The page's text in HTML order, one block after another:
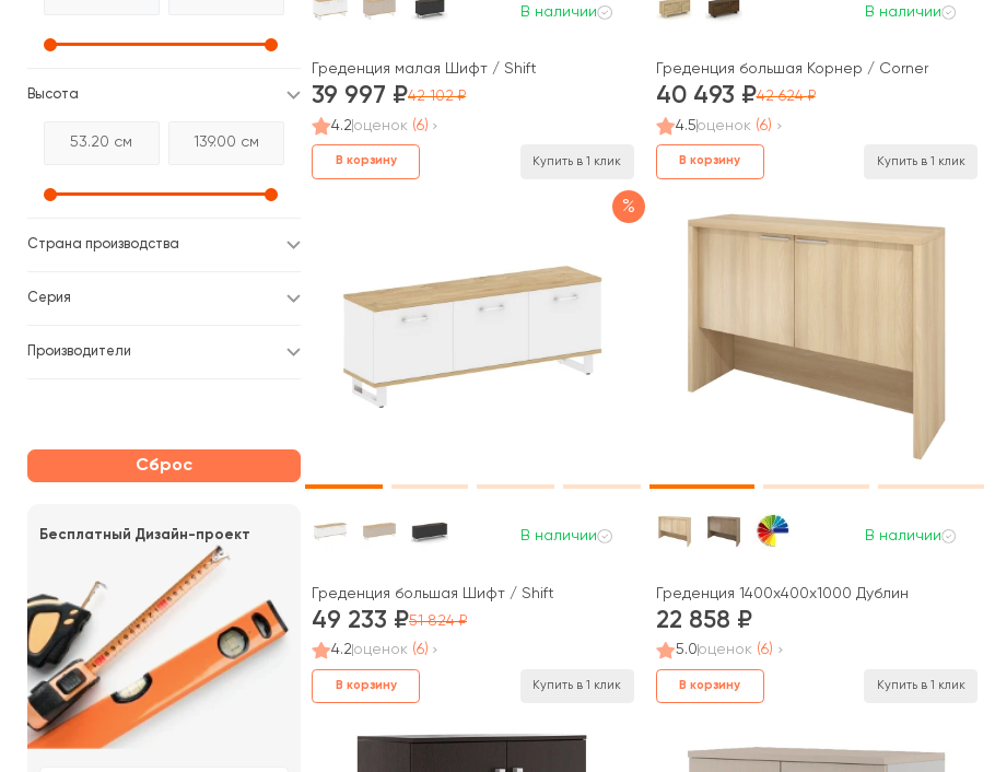
Высота
Страна производства
Серия
Производители
Сброс
Бесплатный Дизайн-проект
В наличии
Греденция малая Шифт / Shift
39 997
42 102
4.2 оценок (6)
В корзину Купить в 1 клик
В наличии
Греденция большая Корнер / Corner
40 493
42 624
4.5оценок (6)
В корзину Купить в 1 клик
%
В наличии
Греденция большая Шифт / Shift
49 233
51 824
4.2оценок (6)
В корзину Купить в 1 клик
В наличии
Греденция 1400х400х1000 Дублин
22 858
5.0оценок (6)
В корзину Купить в 1 клик